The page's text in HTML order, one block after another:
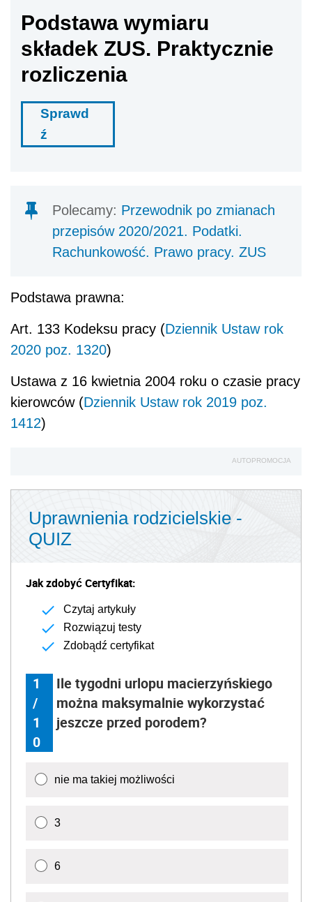
Podstawa wymiaru
składek ZUS. Praktycznie
rozliczenia
Sprawd
ź
Polecamy: Przewodnik po zmianach
przepisów 2020/2021. Podatki.
Rachunkowość. Prawo pracy. ZUS
Podstawa prawna:
Art. 133 Kodeksu pracy (Dziennik Ustaw rok
2020 poz. 1320)
Ustawa z 16 kwietnia 2004 roku o czasie pracy
kierowców (Dziennik Ustaw rok 2019 poz.
1412)
AUTOPROMOCJA
Uprawnienia rodzicielskie -
QUIZ
Jak zdobyć Certyfikat:
Czytaj artykuły
Rozwiązuj testy
Zdobądź certyfikat
1
/
1
0
Ile tygodni urlopu macierzyńskiego
można maksymalnie wykorzystać
jeszcze przed porodem?
nie ma takiej możliwości
3
6